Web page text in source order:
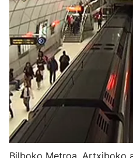
Bilboko Metroa. Artxiboko